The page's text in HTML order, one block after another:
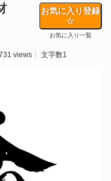
お気に入り登録
お気に入り一覧
views 文字数1